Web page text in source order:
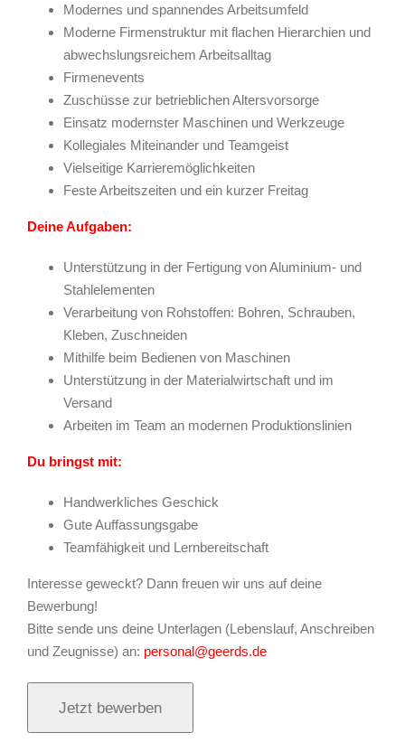
Modernes und spannendes Arbeitsumfeld
Moderne Firmenstruktur mit flachen Hierarchien und
abwechslungsreichem Arbeitsalltag
Firmenevents
Zuschüsse zur betrieblichen Altersvorsorge
Einsatz modernster Maschinen und Werkzeuge
Kollegiales Miteinander und Teamgeist
Vielseitige Karrieremöglichkeiten
Feste Arbeitszeiten und ein kurzer Freitag
Deine Aufgaben:
Unterstützung in der Fertigung von Aluminium- und
Stahlelementen
Verarbeitung von Rohstoffen: Bohren, Schrauben,
Kleben, Zuschneiden
Mithilfe beim Bedienen von Maschinen
Unterstützung in der Materialwirtschaft und im
Versand
Arbeiten im Team an modernen Produktionslinien
Du bringst mit:
Handwerkliches Geschick
Gute Auffassungsgabe
Teamfähigkeit und Lernbereitschaft
Interesse geweckt? Dann freuen wir uns auf deine
Bewerbung!
Bitte sende uns deine Unterlagen (Lebenslauf, Anschreiben
und Zeugnisse) an: personal@geerds.de